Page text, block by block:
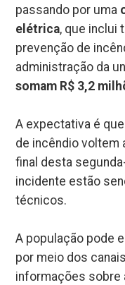
passando por uma
elétrica, que inclui
prevenção de
administração da
somam R$ 3,2
A expectativa é
de incêndio voltem
final desta
incidente estão
técnicos.
A população pode
por meio dos
informações sobre